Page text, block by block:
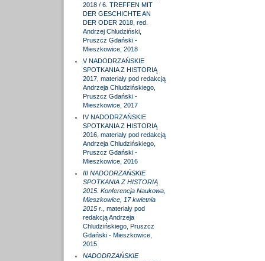
2018 / 6. TREFFEN MIT
DER GESCHICHTE AN
DER ODER 2018, red.
Andrzej Chludziński,
Pruszcz Gdański -
Mieszkowice, 2018
V NADODRZAŃSKIE
SPOTKANIA Z HISTORIĄ
2017, materiały pod redakcją
Andrzeja Chludzińskiego,
Pruszcz Gdański -
Mieszkowice, 2017
IV NADODRZAŃSKIE
SPOTKANIA Z HISTORIĄ
2016, materiały pod redakcją
Andrzeja Chludzińskiego,
Pruszcz Gdański -
Mieszkowice, 2016
III NADODRZAŃSKIE
SPOTKANIA Z HISTORIĄ
2015. Konferencja Naukowa,
Mieszkowice, 17 kwietnia
2015 r.
, materiały pod
redakcją Andrzeja
Chludzińskiego, Pruszcz
Gdański - Mieszkowice,
2015
NADODRZAŃSKIE